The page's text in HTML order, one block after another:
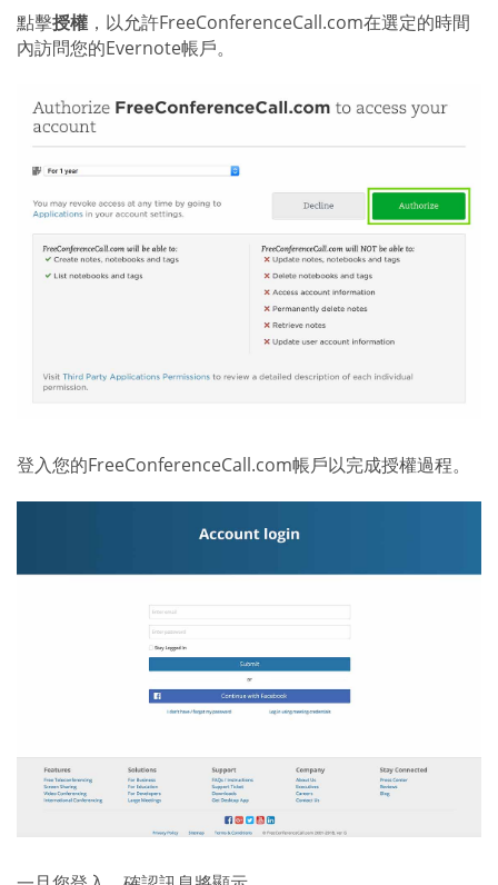
點擊授權 ，以允許FreeConferenceCall.com在選定的時間
內訪問您的Evernote帳戶。
登入您的FreeConferenceCall.com帳戶以完成授權過程。